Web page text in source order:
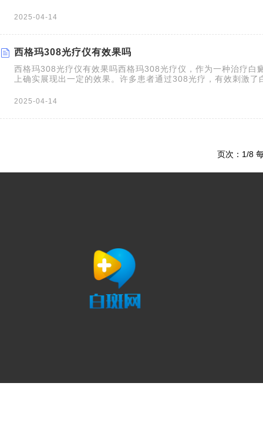
了解。总的长期使用复方甘草酸苷片可能产生一些不良反应，
2025-04-14
西格玛308光疗仪有效果吗
西格玛308光疗仪有效果吗西格玛308光疗仪，作为一种治疗白
上确实展现出一定的效果。许多患者通过308光疗，有效刺激了
2025-04-14
页次：1/8